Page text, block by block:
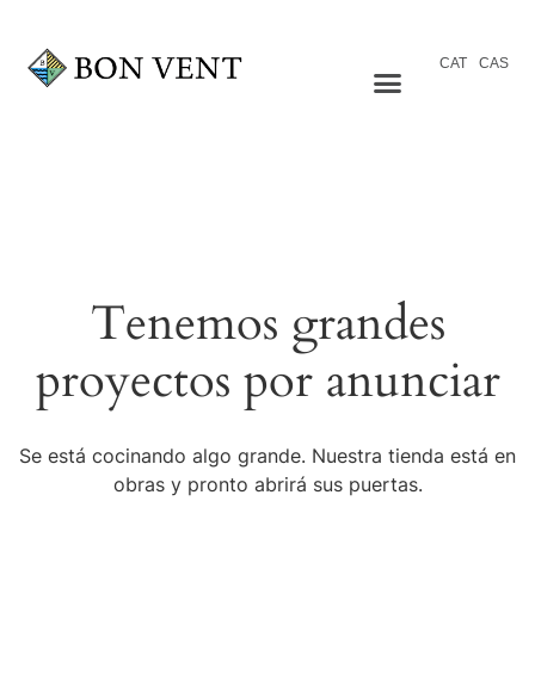
CAT CAS
Tenemos grandes
proyectos por anunciar
Se está cocinando algo grande. Nuestra tienda está en
obras y pronto abrirá sus puertas.